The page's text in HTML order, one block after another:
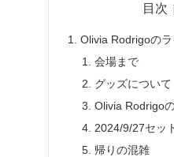
目次
Olivia Rodrigoの
会場まで
グッズについて
Olivia Rodrigo
2024/9/27セッ
帰りの混雑